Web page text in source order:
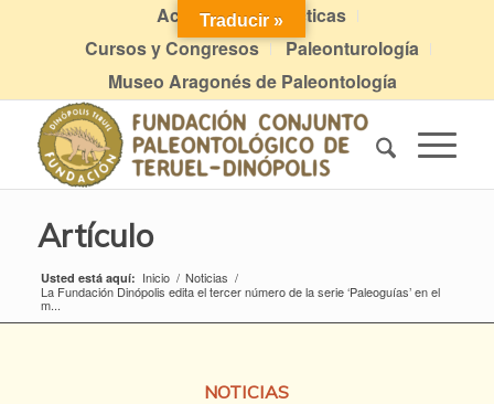
Actividades didácticas
Cursos y Congresos
Paleonturología
Museo Aragonés de Paleontología
Artículo
Usted está aquí: Inicio / Noticias /
La Fundación Dinópolis edita el tercer número de la serie ‘Paleoguías’ en el
m...
NOTICIAS
Traducir »